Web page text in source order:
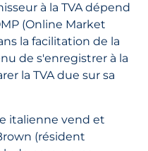
à la TVA dépend
(Online Market
la facilitation de la
de s'enregistrer à la
la TVA due sur sa
italienne vend et
(résident